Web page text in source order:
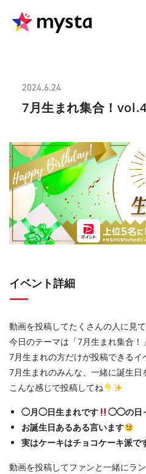
2024.6.24
7月生まれ集合！vol.4
イベント詳細
動画を投稿してたくさんの人に見
今日のテーマは「7月生まれ集合！」
7月生まれの方だけが投稿できるイ
7月生まれのみんな、一緒に誕生日
こんな感じで投稿してね
◯月◯日生まれです
◯◯の日
お誕生日あるある言います
実はケーキはチョコケーキ派で
動画を投稿してファンと一緒にラ